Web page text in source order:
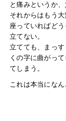
と痛みというか
それからはもう大
座っていればどう
立てない。
立てても、まっす
くの字に曲がっ
てしまう。
これは本当になん